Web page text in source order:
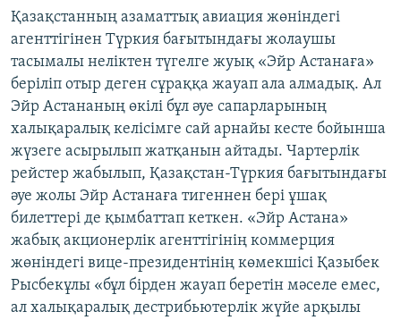
Қазақстанның азаматтық авиация жөніндегі
агенттігінен Түркия бағытындағы жолаушы
тасымалы неліктен түгелге жуық «Эйр Астанаға»
беріліп отыр деген сұраққа жауап ала алмадық. Ал
Эйр Астананың өкілі бұл әуе сапарларының
халықаралық келісімге сай арнайы кесте бойынша
жүзеге асырылып жатқанын айтады. Чартерлік
рейстер жабылып, Қазақстан-Түркия бағытындағы
әуе жолы Эйр Астанаға тигеннен бері ұшақ
билеттері де қымбаттап кеткен. «Эйр Астана»
жабық акционерлік агенттігінің коммерция
жөніндегі вице-президентінің көмекшісі Қазыбек
Рысбекұлы «бұл бірден жауап беретін мәселе емес,
ал халықаралық дестрибьютерлік жүйе арқылы